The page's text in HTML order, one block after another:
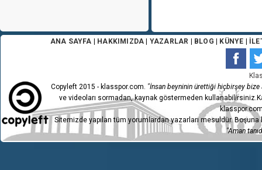
ANA SAYFA HAKKIMIZDA YAZARLAR BLOG KÜNYE
Copyleft 2015 - klasspor.com. "İnsan beyninin ürettiği hiçbirşey bize
ve videoları sormadan, kaynak göstermeden
Sitemizde yapılan tüm yorumlardan yazarları mesuldür.
"Aman